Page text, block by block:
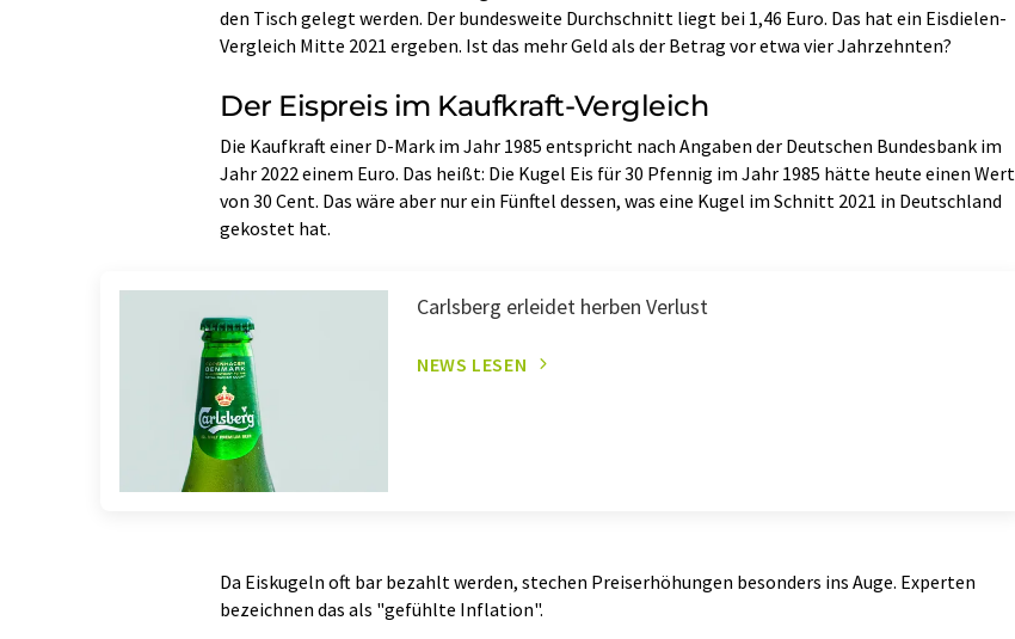
den Tisch gelegt werden. Der bundesweite Durchschnitt liegt bei 1,46 Euro. Das hat ein Eisdielen-
Vergleich Mitte 2021 ergeben. Ist das mehr Geld als der Betrag vor etwa vier Jahrzehnten?
Der Eispreis im Kaufkraft-Vergleich
Die Kaufkraft einer D-Mark im Jahr 1985 entspricht nach Angaben der Deutschen Bundesbank im
Jahr 2022 einem Euro. Das heißt: Die Kugel Eis für 30 Pfennig im Jahr 1985 hätte heute einen Wert
von 30 Cent. Das wäre aber nur ein Fünftel dessen, was eine Kugel im Schnitt 2021 in Deutschland
gekostet hat.
Carlsberg erleidet herben Verlust
NEWS LESEN
Da Eiskugeln oft bar bezahlt werden, stechen Preiserhöhungen besonders ins Auge. Experten
bezeichnen das als "gefühlte Inflation".